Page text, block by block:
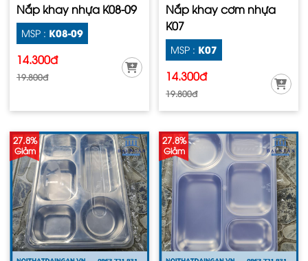
Nắp khay nhựa K08-09
MSP : K08-09
14.300đ
19.800đ
Nắp khay cơm nhựa
K07
MSP : K07
14.300đ
19.800đ
27.8%
Giảm
27.8%
Giảm